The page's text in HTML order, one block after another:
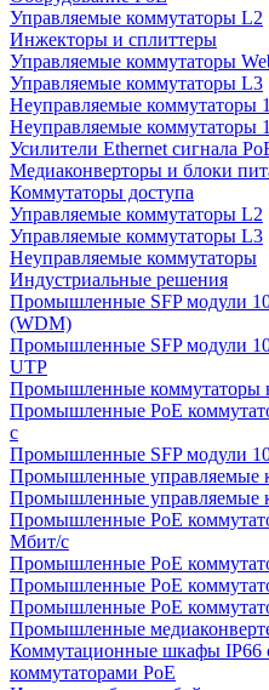
Управляемые коммутаторы L2
Инжекторы и сплиттеры
Управляемые коммутаторы
Управляемые коммутаторы L3
Неуправляемые коммутаторы
Неуправляемые коммутаторы
Усилители Ethernet сигнала
Медиаконверторы и блоки
Коммутаторы доступа
Управляемые коммутаторы L2
Управляемые коммутаторы L3
Неуправляемые коммутаторы
Индустриальные решения
Промышленные SFP модули
(WDM)
Промышленные SFP модули
UTP
Промышленные коммутаторы
Промышленные PoE
с
Промышленные SFP модули
Промышленные управляемые
Промышленные управляемые
Промышленные PoE
Мбит/с
Промышленные PoE
Промышленные PoE
Промышленные PoE
Промышленные
Коммутационные шкафы
коммутаторами PoE